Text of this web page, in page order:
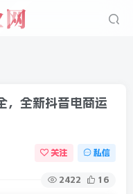
，全新抖音电商运
关注 私信
2422 16